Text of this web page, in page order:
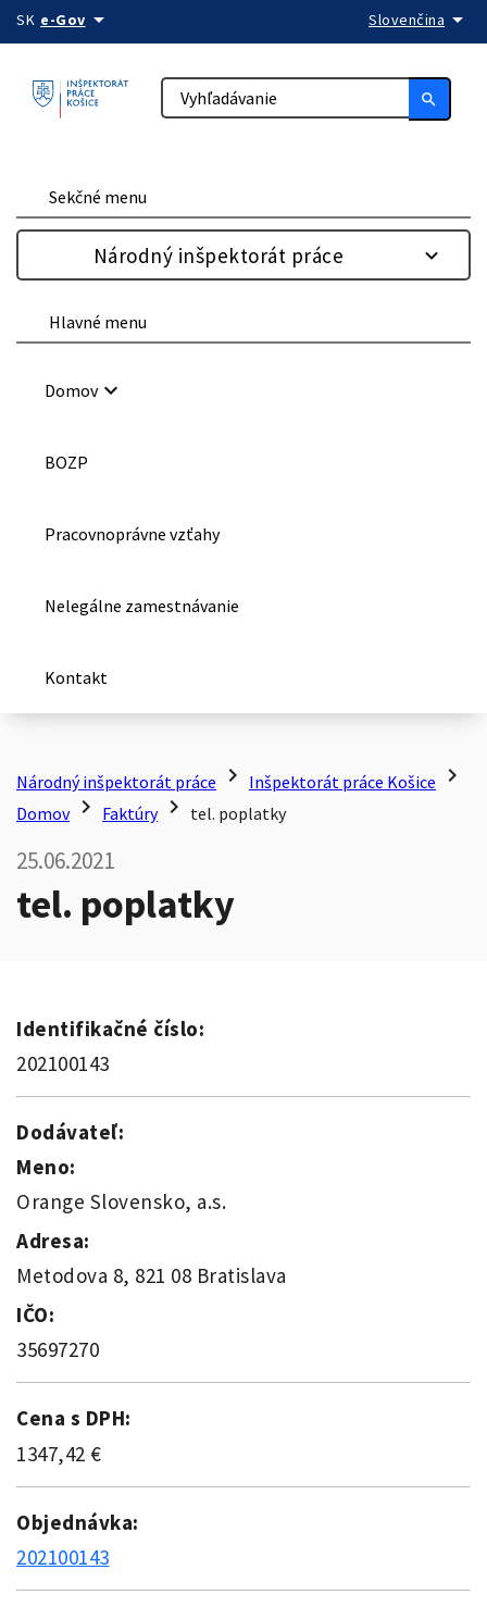
Preskočiť na obsah
SK e-Govarrow_drop_down Slovenčina arrow_drop_down
search
Sekčné menu
Národný inšpektorát práce
Hlavné menu
Domovkeyboard_arrow_down
BOZP
Pracovnoprávne vzťahy
Nelegálne zamestnávanie
Kontakt
Národný inšpektorát práce chevron_right Inšpektorát práce Košice chevron_right
Domov chevron_right Faktúry chevron_right tel. poplatky
25.06.2021
tel. poplatky
Identifikačné číslo:
202100143
Dodávateľ:
Meno:
Orange Slovensko, a.s.
Adresa:
Metodova 8, 821 08 Bratislava
IČO:
35697270
Cena s DPH:
1347,42 €
Objednávka:
202100143